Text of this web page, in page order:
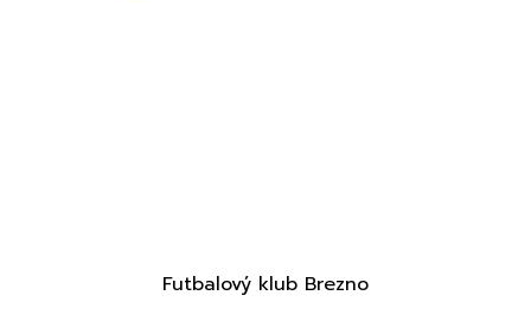
Futbalový klub Brezno